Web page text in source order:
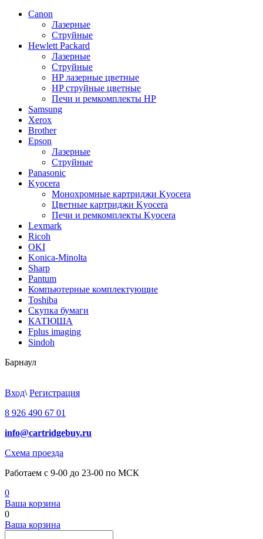
Canon
Лазерные
Струйные
Hewlett Packard
Лазерные
Струйные
HP лазерные цветные
HP струйные цветные
Печи и ремкомплекты HP
Samsung
Xerox
Brother
Epson
Лазерные
Струйные
Panasonic
Kyocera
Монохромные картриджи Kyocera
Цветные картриджи Kyocera
Печи и ремкомплекты Kyocera
Lexmark
Ricoh
OKI
Konica-Minolta
Sharp
Pantum
Компьютерные комплектующие
Toshiba
Скупка бумаги
КАТЮША
Fplus imaging
Sindoh
Барнаул
Вход\ Регистрация
8 926 490 67 01
info@cartridgebuy.ru
Схема проезда
Работаем с 9-00 до 23-00 по МСК
0
Ваша корзина
0
Ваша корзина